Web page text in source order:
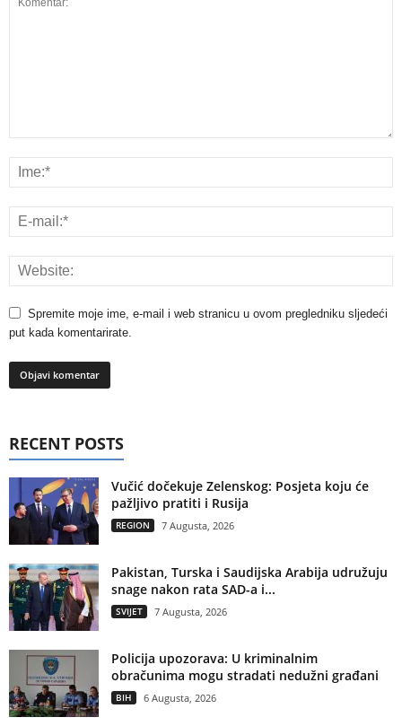
Spremite moje ime, e-mail i web stranicu u ovom pregledniku sljedeći
put kada komentarirate.
RECENT POSTS
Vučić dočekuje Zelenskog: Posjeta koju će
pažljivo pratiti i Rusija
REGION 7 Augusta, 2026
Pakistan, Turska i Saudijska Arabija udružuju
snage nakon rata SAD-a i...
SVIJET 7 Augusta, 2026
Policija upozorava: U kriminalnim
obračunima mogu stradati nedužni građani
BIH 6 Augusta, 2026